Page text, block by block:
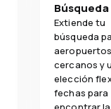
Extiende tu
búsqueda
aeropuertos
cercanos y
elección
fechas para